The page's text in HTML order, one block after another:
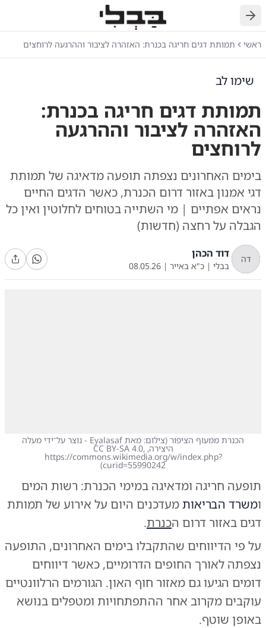
חזרה
ראשי תמותת דגים חריגה בכנרת: האזהרה לציבור וההרגעה לרוחצים
שימו לב
תמותת דגים חריגה בכנרת:
האזהרה לציבור וההרגעה
לרוחצים
בימים האחרונים נצפתה תופעה מדאיגה של תמותת
דגי אמנון באזור דרום הכנרת, כאשר הדגים החיים
נראים אפתיים | מי השתייה בטוחים לחלוטין ואין כל
הגבלה על רחצה (חדשות)
דה דוד הכהן
בבלי | כ"א באייר |
08.05.26
הכנרת ממעוף הציפור ( צילום: מאת Eyalasaf - נוצר על־ידי מעלה
היצירה, CC BY-SA 4.0,
https://commons.wikimedia.org/w/index.php?
curid=55990242
)
תופעה חריגה ומדאיגה במימי הכנרת: רשות המים
ומשרד הבריאותמעדכנים היום על אירוע של תמותת
דגים באזור דרום הכנרת.
על פי הדיווחים שהתקבלו בימים האחרונים, התופעה
נצפתה לאורך החופים הדרומיים, כאשר דיווחים
דומים הגיעו גם מאזור חוף האון. הגורמים הרלוונטיים
עוקבים מקרוב אחר ההתפתחויות ומטפלים בנושא
באופן שוטף.